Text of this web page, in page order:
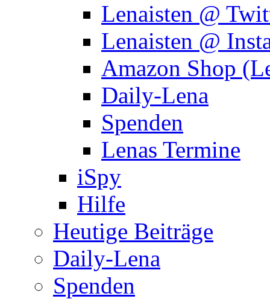
Lenaisten @
Lenaisten @
Amazon Shop
Daily-Lena
Spenden
Lenas Termine
iSpy
Hilfe
Heutige Beiträge
Daily-Lena
Spenden